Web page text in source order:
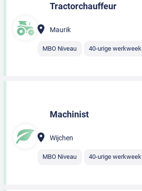
Tractorchauffeur
Maurik
MBO Niveau 40-urige werkweek
Machinist
Wijchen
MBO Niveau 40-urige werkweek